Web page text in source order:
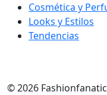
Cosmética y
Looks y Estilos
Tendencias
© 2026